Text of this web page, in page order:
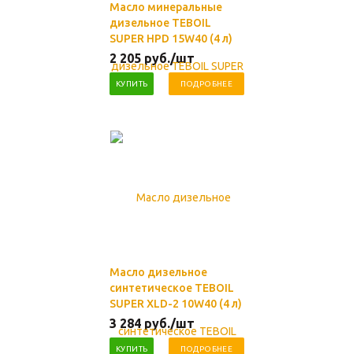
Масло минеральные
дизельное TEBOIL
SUPER HPD 15W40 (4 л)
2 205 руб./шт
КУПИТЬ ПОДРОБНЕЕ
Масло дизельное
синтетическое TEBOIL
SUPER XLD-2 10W40 (4 л)
3 284 руб./шт
КУПИТЬ ПОДРОБНЕЕ